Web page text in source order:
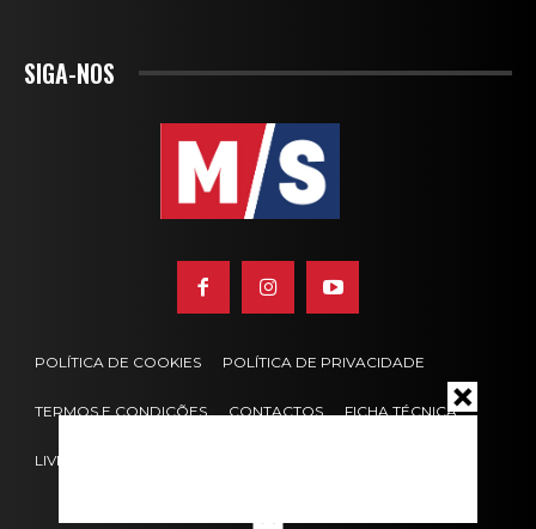
SIGA-NOS
POLÍTICA DE COOKIES POLÍTICA DE PRIVACIDADE
TERMOS E CONDIÇÕES CONTACTOS FICHA TÉCNICA
LIVRO DE RECLAMAÇÕES